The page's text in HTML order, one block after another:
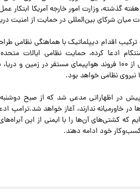
گذشته، وزارت امور خارجه آمریکا ابتکار
میان شرکای بین‌المللی در حمایت از امنیت
ترکیب اقدام دیپلماتیک با هماهنگی نظامی
ادعا کرده، حمایت نظامی ایالات
موشک‌های هدایت‌شونده، بیش از ۱۰۰ فروند هواپیمای
در اظهاراتی مدعی شد که از صبح دوشنبه،
خاورمیانه ندارند، آغاز خواهد شد.ترامپ
که کشتی‌های آن‌ها را با ایمنی از این
کسب‌وکار خود ادامه دهند.